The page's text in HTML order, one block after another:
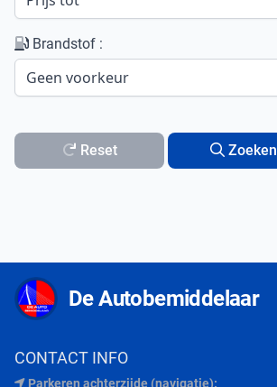
Brandstof :
Reset Zoeken
De Autobemiddelaar
CONTACT INFO
Parkeren achterzijde (navigatie):